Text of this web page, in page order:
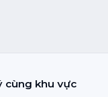
cùng khu vực